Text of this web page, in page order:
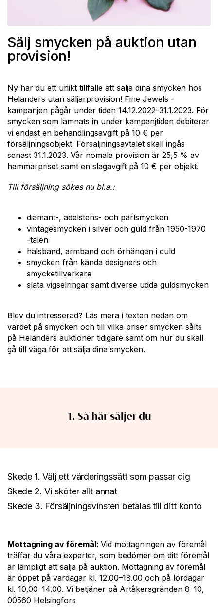
Sälj smycken på auktion utan
provision!
Ny har du ett unikt tillfälle att sälja dina smycken hos
Helanders utan säljarprovision! Fine Jewels -
kampanjen pågår under tiden 14.12.2022-31.1.2023. För
smycken som lämnats in under kampanjtiden debiterar
vi endast en behandlingsavgift på 10 € per
försäljningsobjekt. Försäljningsavtalet skall ingås
senast 31.1.2023. Vår nomala provision är 25,5 % av
hammarpriset samt en slagavgift på 10 € per objekt.
Till försäljning sökes nu bl.a.:
diamant-, ädelstens- och pärlsmycken
vintagesmycken i silver och guld från 1950-1970
-talen
halsband, armband och örhängen i guld
smycken från kända designers och
smycketillverkare
släta vigselringar samt diverse udda guldsmycken
Blev du intresserad? Läs mera i texten nedan om
värdet på smycken och till vilka priser smycken sålts
på Helanders auktioner tidigare samt om hur du skall
gå till väga för att sälja dina smycken.
1. Så här säljer du
Skede 1. Välj ett värderingssätt som passar dig
Skede 2. Vi sköter allt annat
Skede 3. Försäljningsvinsten betalas till ditt konto
Mottagning av föremål: Vid mottagningen av föremål
träffar du våra experter, som bedömer om ditt föremål
är lämpligt att sälja på auktion. Mottagning av föremål
är öppet på vardagar kl. 12.00–18.00 och på lördagar
kl. 10.00–14.00. Vi betjäner på Ärtåkersgränden 8–10,
00560 Helsingfors